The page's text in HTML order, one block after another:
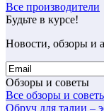
Все производители
Будьте в курсе!
Новости, обзоры и
Обзоры и советы
Все обзоры и
Обруч для талии –